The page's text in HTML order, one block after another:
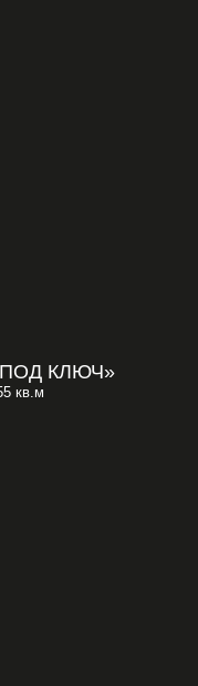
КЛЮЧ»
кв.м